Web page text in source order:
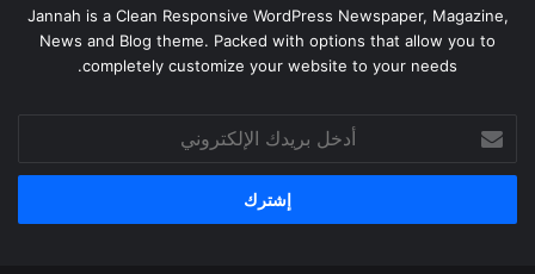
Jannah is a Clean Responsive WordPress Newspaper, Magazine,
News and Blog theme. Packed with options that allow you to
completely customize your website to your needs.
بريدك
الإلكتروني